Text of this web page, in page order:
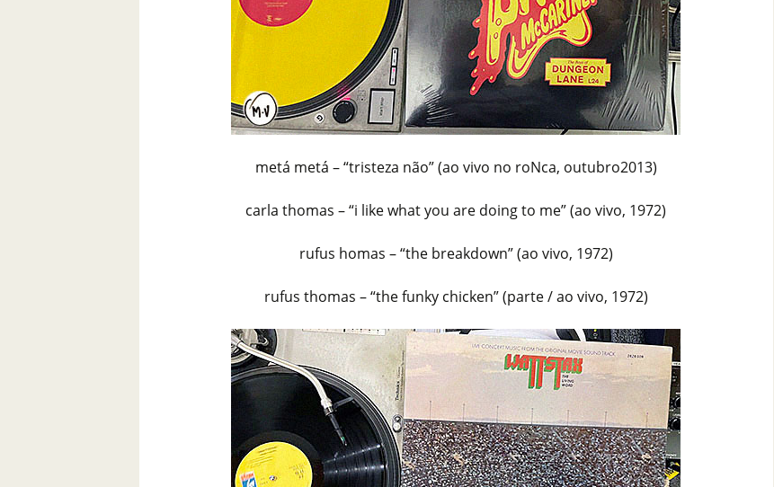
metá metá – “tristeza não” (ao vivo no roNca, outubro2013)
carla thomas – “i like what you are doing to me” (ao vivo, 1972)
rufus homas – “the breakdown” (ao vivo, 1972)
rufus thomas – “the funky chicken” (parte / ao vivo, 1972)